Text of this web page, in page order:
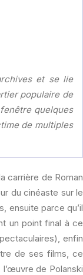
et se lie
populaire de
quelques
de multiples
carrière de Roman
du cinéaste sur le
ensuite parce qu’il
un point final à ce
enfin
de ses films, ce
de Polanski